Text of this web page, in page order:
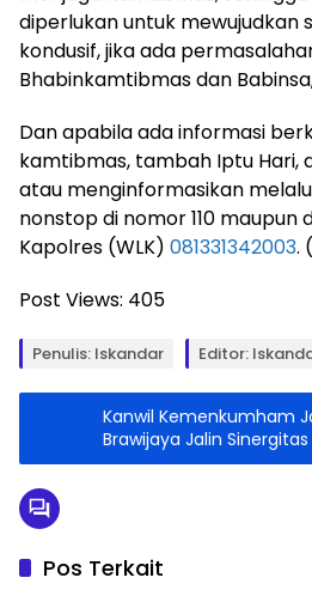
diperlukan untuk mewujudkan
kondusif, jika ada
Bhabinkamtibmas dan
Dan apabila ada informasi
kamtibmas, tambah Iptu Hari,
atau menginformasikan
nonstop di nomor 110 maupun
Kapolres (WLK) 081331342003.
Post Views: 405
Penulis: Iskandar Editor:
Kanwil Kemenkumham
Brawijaya Jalin
Kelola Lapas
Pos Terkait